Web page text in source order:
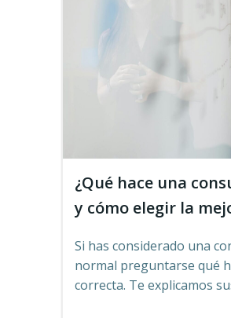
¿Qué hace una
y cómo elegir la
Si has considerado una
normal preguntarse qué
correcta. Te explicamos